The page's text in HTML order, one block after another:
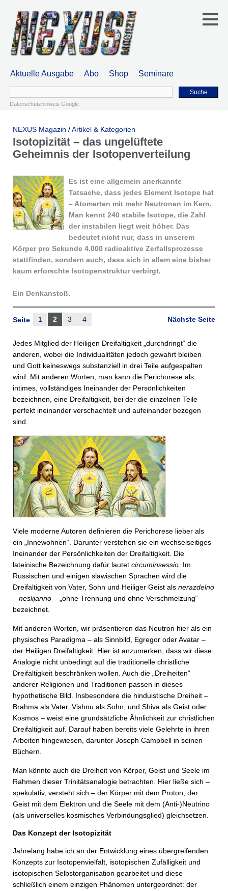
Aktuelle Ausgabe Abo Shop Seminare
Suche
Datenschutzhinweis Google
NEXUS Magazin /Artikel & Kategorien
Isotopizität – das ungelüftete
Geheimnis der Isotopenverteilung
Es ist eine allgemein an­erkannte
Tatsache, dass jedes Ele­ment Isotope hat
– Atom­arten mit mehr Neutronen im Kern.
Man kennt 240 stabile Isotope, die Zahl
der instabilen liegt weit höher. Das
bedeutet nicht nur, dass in unse­rem
Körper pro Sekunde 4.000 radioaktive Zerfallsprozesse
statt­finden, sondern auch, dass sich in allem eine bisher
kaum erforschte Isotopen­struktur verbirgt.
Ein Denkanstoß.
Nächste Seite
Seite 1 2 3 4
Jedes Mitglied der Heiligen Dreifaltigkeit „durchdringt“ die
anderen, wobei die Individualitäten jedoch gewahrt bleiben
und Gott keineswegs substanziell in drei Teile aufgespalten
wird. Mit anderen Worten, man kann die Perichorese als
intimes, vollständiges Ineinander der Persönlichkeiten
bezeichnen, eine Dreifaltigkeit, bei der die einzelnen Teile
perfekt ineinander verschachtelt und aufeinander bezogen
sind.
Viele moderne Autoren definieren die Perichorese lieber als
ein „Innewohnen“. Darunter verstehen sie ein wechselseitiges
Ineinander der Persönlichkeiten der Dreifaltigkeit. Die
lateinische Bezeichnung dafür lautet circuminsessio . Im
Russischen und einigen slawischen Sprachen wird die
Dreifaltigkeit von Vater, Sohn und Heiliger Geist als nerazdelno
– neslijanno – „ohne Trennung und ohne Verschmelzung“ –
bezeichnet.
Mit anderen Worten, wir präsentieren das Neutron hier als ein
physisches Paradigma – als Sinnbild, Egregor oder Avatar –
der Heiligen Dreifaltigkeit. Hier ist anzumerken, dass wir diese
Analogie nicht unbedingt auf die traditionelle christliche
Dreifaltigkeit beschränken wollen. Auch die „Dreiheiten“
anderer Religionen und Traditionen passen in dieses
hypothetische Bild. Insbesondere die hinduistische Dreiheit –
Brahma als Vater, Vishnu als Sohn, und Shiva als Geist oder
Kosmos – weist eine grundsätzliche Ähnlichkeit zur christlichen
Dreifaltigkeit auf. Darauf haben bereits viele Gelehrte in ihren
Arbeiten hingewiesen, darunter Joseph Campbell in seinen
Büchern.
Man könnte auch die Dreiheit von Körper, Geist und Seele im
Rahmen dieser Trinitätsanalogie betrachten. Hier ließe sich –
spekulativ, versteht sich – der Körper mit dem Proton, der
Geist mit dem Elektron und die Seele mit dem (Anti-)Neutrino
(als universelles kosmisches Verbindungsglied) gleichsetzen.
Das Konzept der Isotopizität
Jahrelang habe ich an der Entwicklung eines übergreifenden
Konzepts zur Isotopenvielfalt, isotopischen Zufälligkeit und
isotopischen Selbstorganisation gearbeitet und diese
schließlich einem einzigen Phänomen untergeordnet: der